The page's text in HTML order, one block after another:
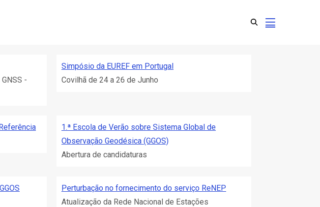
-
Simpósio da EUREF em Portugal
Covilhã de 24 a 26 de Junho
1.ª Escola de Verão sobre Sistema Global de
Observação Geodésica (GGOS)
Abertura de candidaturas
Perturbação no fornecimento do serviço ReNEP
Atualização da Rede Nacional de Estações